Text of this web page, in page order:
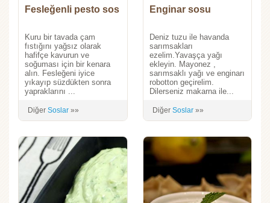
Fesleğenli pesto sos
Kuru bir tavada çam
fıstığını yağsız olarak
hafifçe kavurun ve
soğuması için bir kenara
alın. Fesleğeni iyice
yıkayıp süzdükten sonra
yapraklarını ...
Diğer Soslar »»
Enginar sosu
Deniz tuzu ile havanda
sarımsakları
ezelim.Yavaşça yağı
ekleyin. Mayonez ,
sarımsaklı yağı ve enginarı
robotton geçirelim.
Dilerseniz makarna ile...
Diğer Soslar»»